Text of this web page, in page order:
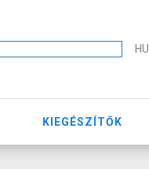
HU
KIEGÉSZÍTŐK